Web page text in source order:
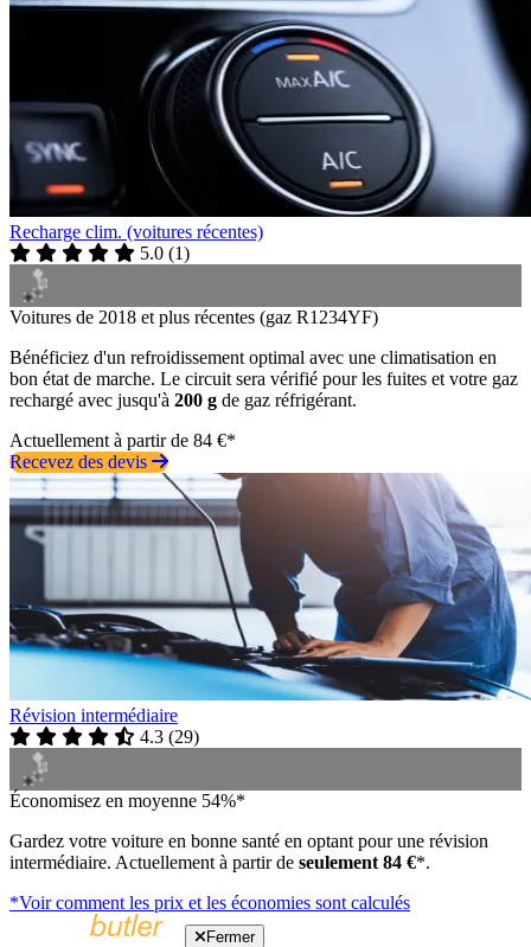
Recharge clim. (voitures récentes)
5.0 (1)
Voitures de 2018 et plus récentes (gaz R1234YF)
Bénéficiez d'un refroidissement optimal avec une climatisation en
bon état de marche. Le circuit sera vérifié pour les fuites et votre gaz
rechargé avec jusqu'à 200 g de gaz réfrigérant.
Actuellement à partir de 84 €*
Recevez des devis
Révision intermédiaire
4.3 (29)
Économisez en moyenne 54%*
Gardez votre voiture en bonne santé en optant pour une révision
intermédiaire. Actuellement à partir de seulement 84 €*.
*Voir comment les prix et les économies sont calculés
Fermer